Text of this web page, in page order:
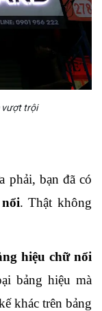
vượt trội
phải, bạn đã có
. Thật không
hiệu chữ nổi
bảng hiệu mà
khác trên bảng